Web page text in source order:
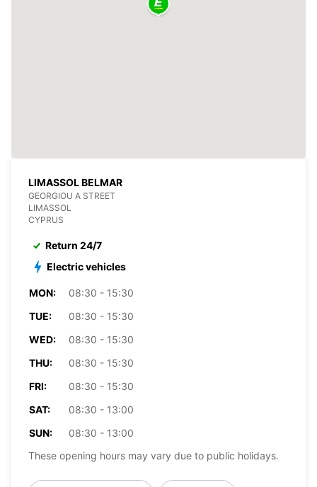
LIMASSOL BELMAR
GEORGIOU A STREET
LIMASSOL
CYPRUS
Return 24/7
Electric vehicles
MON:
08:30 - 15:30
TUE:
08:30 - 15:30
WED:
08:30 - 15:30
THU:
08:30 - 15:30
FRI:
08:30 - 15:30
SAT:
08:30 - 13:00
SUN:
08:30 - 13:00
These opening hours may vary due to public holidays.